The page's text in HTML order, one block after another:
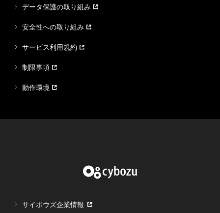
データ保護の取り組み
安全性への取り組み
サービス利用規約
制限事項
動作環境
サイボウズ企業情報